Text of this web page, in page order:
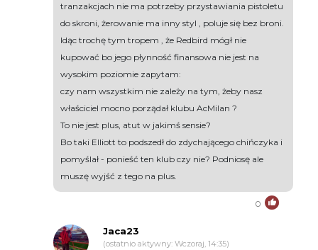
tranzakcjach nie ma potrzeby przystawiania pistoletu
do skroni, żerowanie ma inny styl , poluje się bez broni.
Idąc trochę tym tropem , że Redbird mógł nie
kupować bo jego płynność finansowa nie jest na
wysokim poziomie zapytam:
czy nam wszystkim nie zależy na tym, żeby nasz
właściciel mocno porządał klubu AcMilan ?
To nie jest plus, atut w jakimś sensie?
Bo taki Elliott to podszedł do zdychającego chińczyka i
pomyślał - ponieść ten klub czy nie? Podniosę ale
muszę wyjść z tego na plus.
0
Jaca23
(ostatnio aktywny: Wczoraj, 14:35)